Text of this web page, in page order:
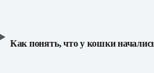
Как понять, что у кошки